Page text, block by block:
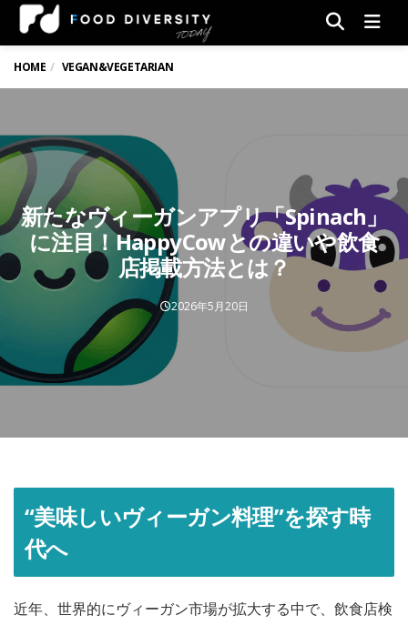
HOME VEGAN&VEGETARIAN
新たなヴィーガンアプリ「Spinach」
に注目！HappyCowとの違いや飲食
店掲載方法とは？
2026年5月20日
“美味しいヴィーガン料理”を探す時
代へ
近年、世界的にヴィーガン市場が拡大する中で、飲食店検